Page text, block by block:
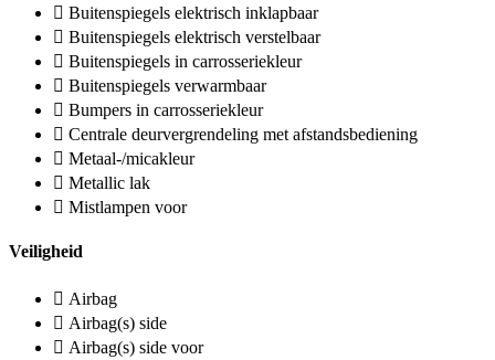
Buitenspiegels elektrisch inklapbaar
Buitenspiegels elektrisch verstelbaar
Buitenspiegels in carrosseriekleur
Buitenspiegels verwarmbaar
Bumpers in carrosseriekleur
Centrale deurvergrendeling met afstandsbediening
Metaal-/micakleur
Metallic lak
Mistlampen voor
Veiligheid
Airbag
Airbag(s) side
Airbag(s) side voor